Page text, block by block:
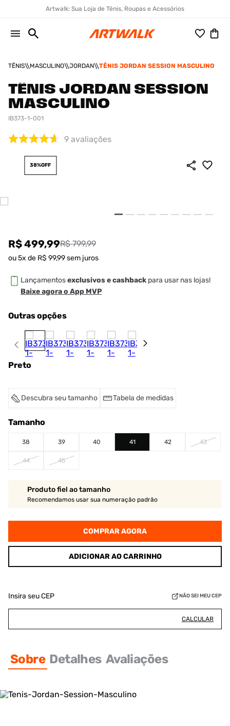
Artwalk: Sua Loja de Tênis, Roupas e Acessórios
TÊNIS MASCULINO JORDAN TÊNIS JORDAN SESSION MASCULINO
TÊNIS JORDAN SESSION
MASCULINO
IB373-1-001
9 avaliações
38%OFF
R$ 499,99R$ 799,99
ou5x de R$ 99,99sem juros
Lançamentosexclusivos e cashback para usar nas lojas!
Baixe agora o App MVP
Outras opções
Preto
Descubra seu tamanho Tabela de medidas
Tamanho
38 39 40 41 42 43
44 45
Produto fiel ao tamanho
Recomendamos usar sua numeração padrão
COMPRAR AGORA
ADICIONAR AO CARRINHO
Insira seu CEP NÃO SEI MEU CEP
CALCULAR
Sobre Detalhes Avaliações